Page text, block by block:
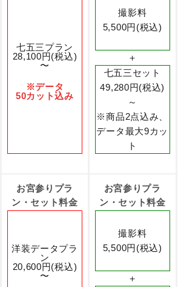
七五三プラン
28,100円(税込)
〜
※データ
50カット込み
撮影料
5,500円(税込)
＋
七五三セット
49,280円(税込)
～
※商品2点込み、
データ最大9カッ
ト
お宮参りプラ
ン・セット料金
洋装データプラ
ン
20,600円(税込)
〜
お宮参りプラ
ン・セット料金
撮影料
5,500円(税込)
＋